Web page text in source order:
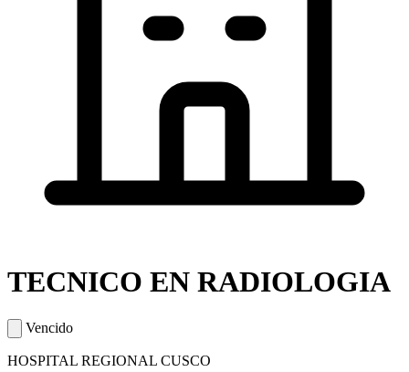
TECNICO EN RADIOLOGIA
Vencido
HOSPITAL REGIONAL CUSCO